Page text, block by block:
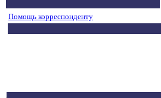
Помощь корреспонденту